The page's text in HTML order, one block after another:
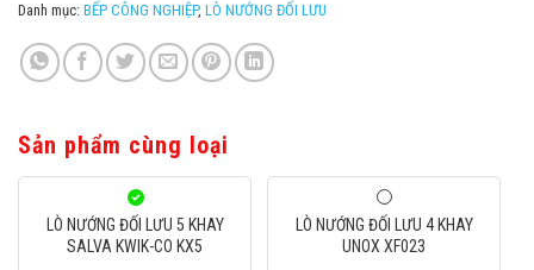
Danh mục: BẾP CÔNG NGHIỆP, LÒ NƯỚNG ĐỐI LƯU
Sản phẩm cùng loại
LÒ NƯỚNG ĐỐI LƯU 5 KHAY
SALVA KWIK-CO KX5
LÒ NƯỚNG ĐỐI LƯU 4 KHAY
UNOX XF023